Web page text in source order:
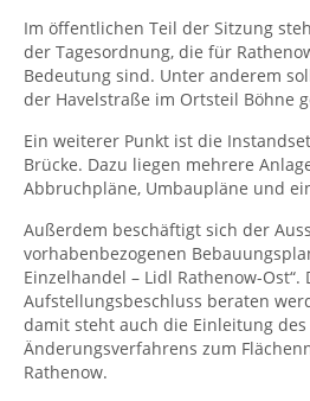
Im öffentlichen Teil der Sitzung
der Tagesordnung, die für
Bedeutung sind. Unter anderem
der Havelstraße im Ortsteil Böhne
Ein weiterer Punkt ist die
Brücke. Dazu liegen mehrere
Abbruchpläne, Umbaupläne und
Außerdem beschäftigt sich der
vorhabenbezogenen
Einzelhandel – Lidl Rathenow-Ost“.
Aufstellungsbeschluss beraten
damit steht auch die Einleitung des
Änderungsverfahrens zum
Rathenow.